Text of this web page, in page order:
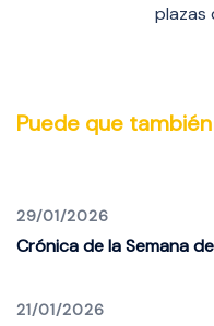
plazas
Puede que
29/01/2026
Crónica de la Semana
21/01/2026